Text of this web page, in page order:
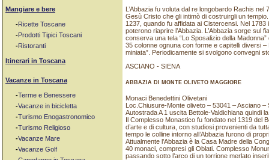
Mangiare e bere
-Ricette Toscane
-Prodotti Tipici Toscani
-Ristoranti
Itinerari in Toscana
Vacanze in Toscana
-Terme e Benessere
-Vacanze in bicicletta
-Turismo Enogastronomico
-Turismo Religioso
-Vacanze Mare
-Vacanze Golf
L’Abbazia fu voluta dal re longobardo Rachis
Gesù Cristo che gli intimò di costruirgli un
1237, quando fu affidata ai Cistercensi. Nel
poterono riaprire l’Abbazia. L’Abbazia sorge sul
conserva una tela “Lo Sposalizio della
35 colonne ognuna con forme e capitelli diversi
miniata”. Periodicamente si svolgono convegni
ASCIANO - SIENA
ABBAZIA DI MONTE OLIVETO MAGGIORE
Monaci Benedettini Olivetani
Loc.Chiusure-Monte oliveto – 53041 – Asciano
Autostrada A 1 uscita Bettole-Valdichiana quindi
Il Complesso Monastico fu fondato nel 1319 del
d’arte e di cultura, con studiosi provenienti da
tempo le colline intorno all’Abbazia furono di
Attualmente l’Abbazia è la Casa Madre della
40 monaci, compresi gli Oblati. Complesso
passando sotto l’arco di un torrione merlato